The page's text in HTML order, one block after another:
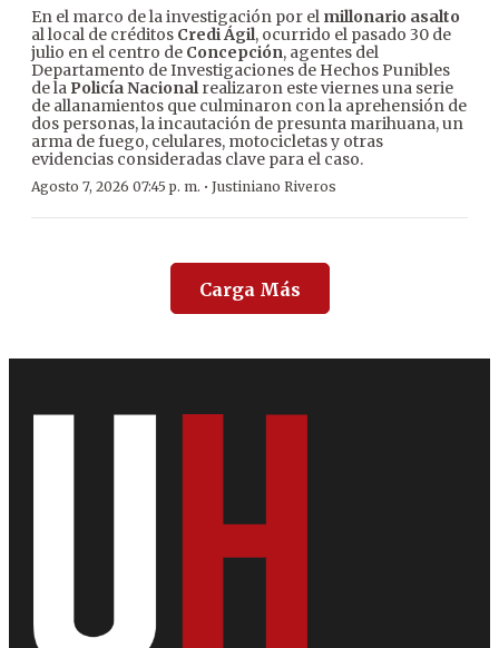
En el marco de la investigación por el millonario asalto
al local de créditos Credi Ágil, ocurrido el pasado 30 de
julio en el centro de Concepción, agentes del
Departamento de Investigaciones de Hechos Punibles
de la Policía Nacionalrealizaron este viernes una serie
de allanamientos que culminaron con la aprehensión de
dos personas, la incautación de presunta marihuana, un
arma de fuego, celulares, motocicletas y otras
evidencias consideradas clave para el caso.
Agosto 7, 2026 07:45 p. m. · Justiniano Riveros
Carga Más